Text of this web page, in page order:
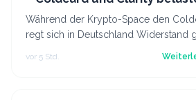
Während der Krypto-Space den
regt sich in Deutschland Widerstand
Abschaffung der Krypto-Haltefrist.
vor 5 Std.